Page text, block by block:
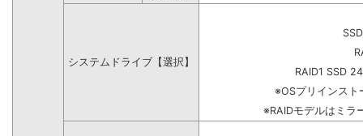
システムドライブ【選択】
RAID1 SSD
※OSプリインスト
※RAIDモデルはミラ